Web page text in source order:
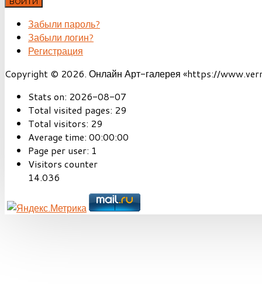
Забыли пароль?
Забыли логин?
Регистрация
Copyright © 2026. Онлайн Арт-галерея «https://
Stats on: 2026-08-07
Total visited pages: 29
Total visitors: 29
Average time: 00:00:00
Page per user: 1
Visitors counter
14.036